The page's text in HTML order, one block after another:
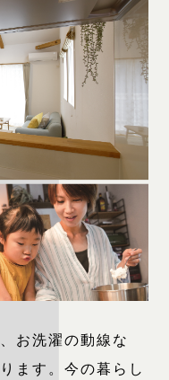
お洗濯の動線な
ます。今の暮らし